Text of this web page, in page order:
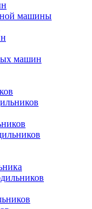
машины
машин